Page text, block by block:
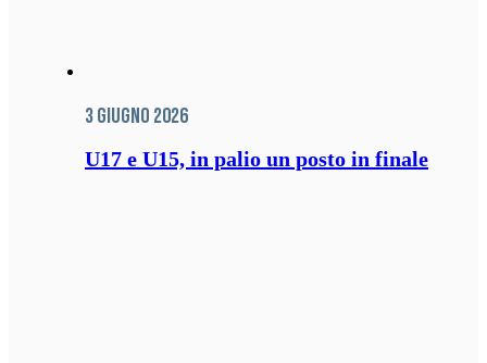
3 Giugno 2026
U17 e U15, in palio un posto in finale